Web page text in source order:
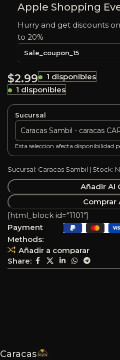
Apple Shopping
Hurry and get discounts
to 20%
Sale_coupon_15
$2.99
1 disponibles
1 disponibles
Sucursal
Esta seleccion afecta disponibilidad
Sucursal: Caracas Sambil | Stock:
Añadir Al
Comprar
Añadir a comparar
Share:
[html_block id="1101"]
Payment
Methods:
Caracas